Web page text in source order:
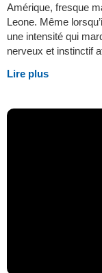
Amérique, fresque
Leone. Même
une intensité qui
nerveux et instinctif
Lire plus